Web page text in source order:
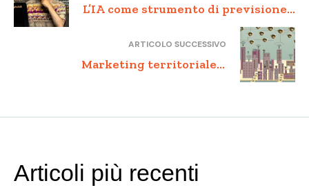
L’IA come strumento di previsione
per il settore manifatturiero delle
ARTICOLO SUCCESSIVO
Marketing territoriale e
Articoli più recenti